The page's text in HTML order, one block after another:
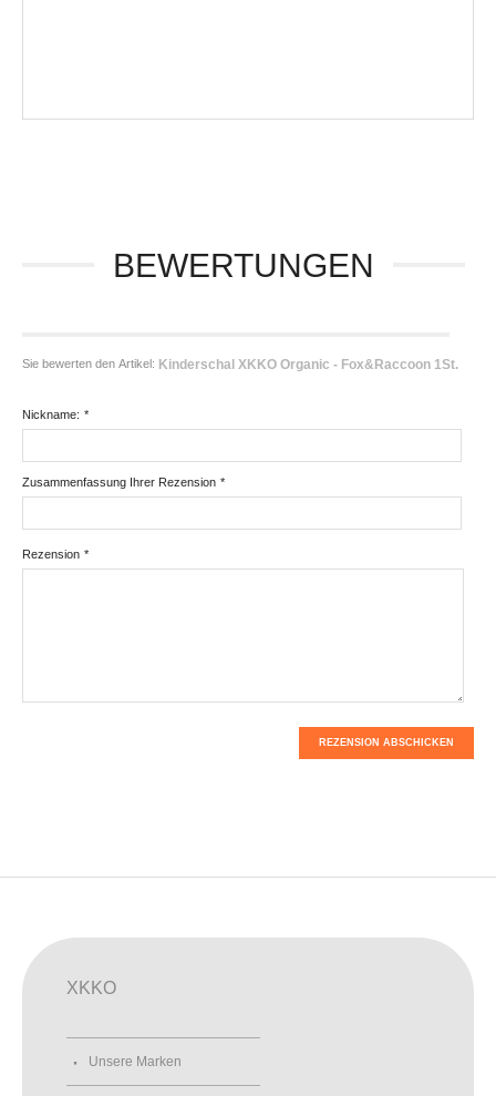
BEWERTUNGEN
Sie bewerten den Artikel: Kinderschal XKKO Organic - Fox&Raccoon 1St.
*
Nickname:
*
Zusammenfassung Ihrer Rezension
*
Rezension
REZENSION ABSCHICKEN
XKKO
Unsere Marken